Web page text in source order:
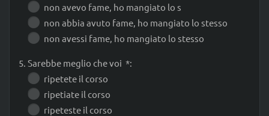
non avevo fame, ho mangiato lo s
non abbia avuto fame, ho mangiato lo stesso
non avessi fame, ho mangiato lo stesso
5. Sarebbe meglio che voi *:
ripetete il corso
ripetiate il corso
ripeteste il corso